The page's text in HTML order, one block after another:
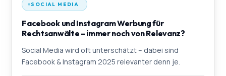
SOCIAL MEDIA
Facebook und Instagram Werbung für
Rechtsanwälte – immer noch von Relevanz?
Social Media wird oft unterschätzt – dabei sind
Facebook & Instagram 2025 relevanter denn je.